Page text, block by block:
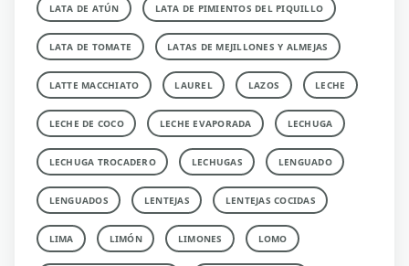
LATA DE ATÚN LATA DE PIMIENTOS DEL PIQUILLO
LATA DE TOMATE LATAS DE MEJILLONES Y ALMEJAS
LATTE MACCHIATO LAUREL LAZOS LECHE
LECHE DE COCO LECHE EVAPORADA LECHUGA
LECHUGA TROCADERO LECHUGAS LENGUADO
LENGUADOS LENTEJAS LENTEJAS COCIDAS
LIMA LIMÓN LIMONES LOMO